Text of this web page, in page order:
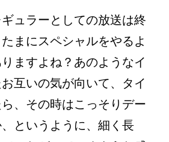
ュラーとしての放送は終
まにスペシャルをやるよ
ますよね？あのようなイ
互いの気が向いて、タイ
、その時はこっそりデー
というように、細く長